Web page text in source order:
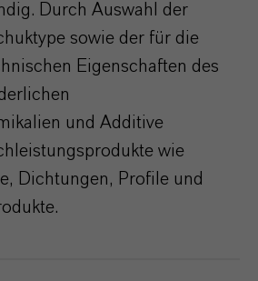
Durch Auswahl der
sowie der für die
Eigenschaften des
und Additive
wie
Dichtungen, Profile und